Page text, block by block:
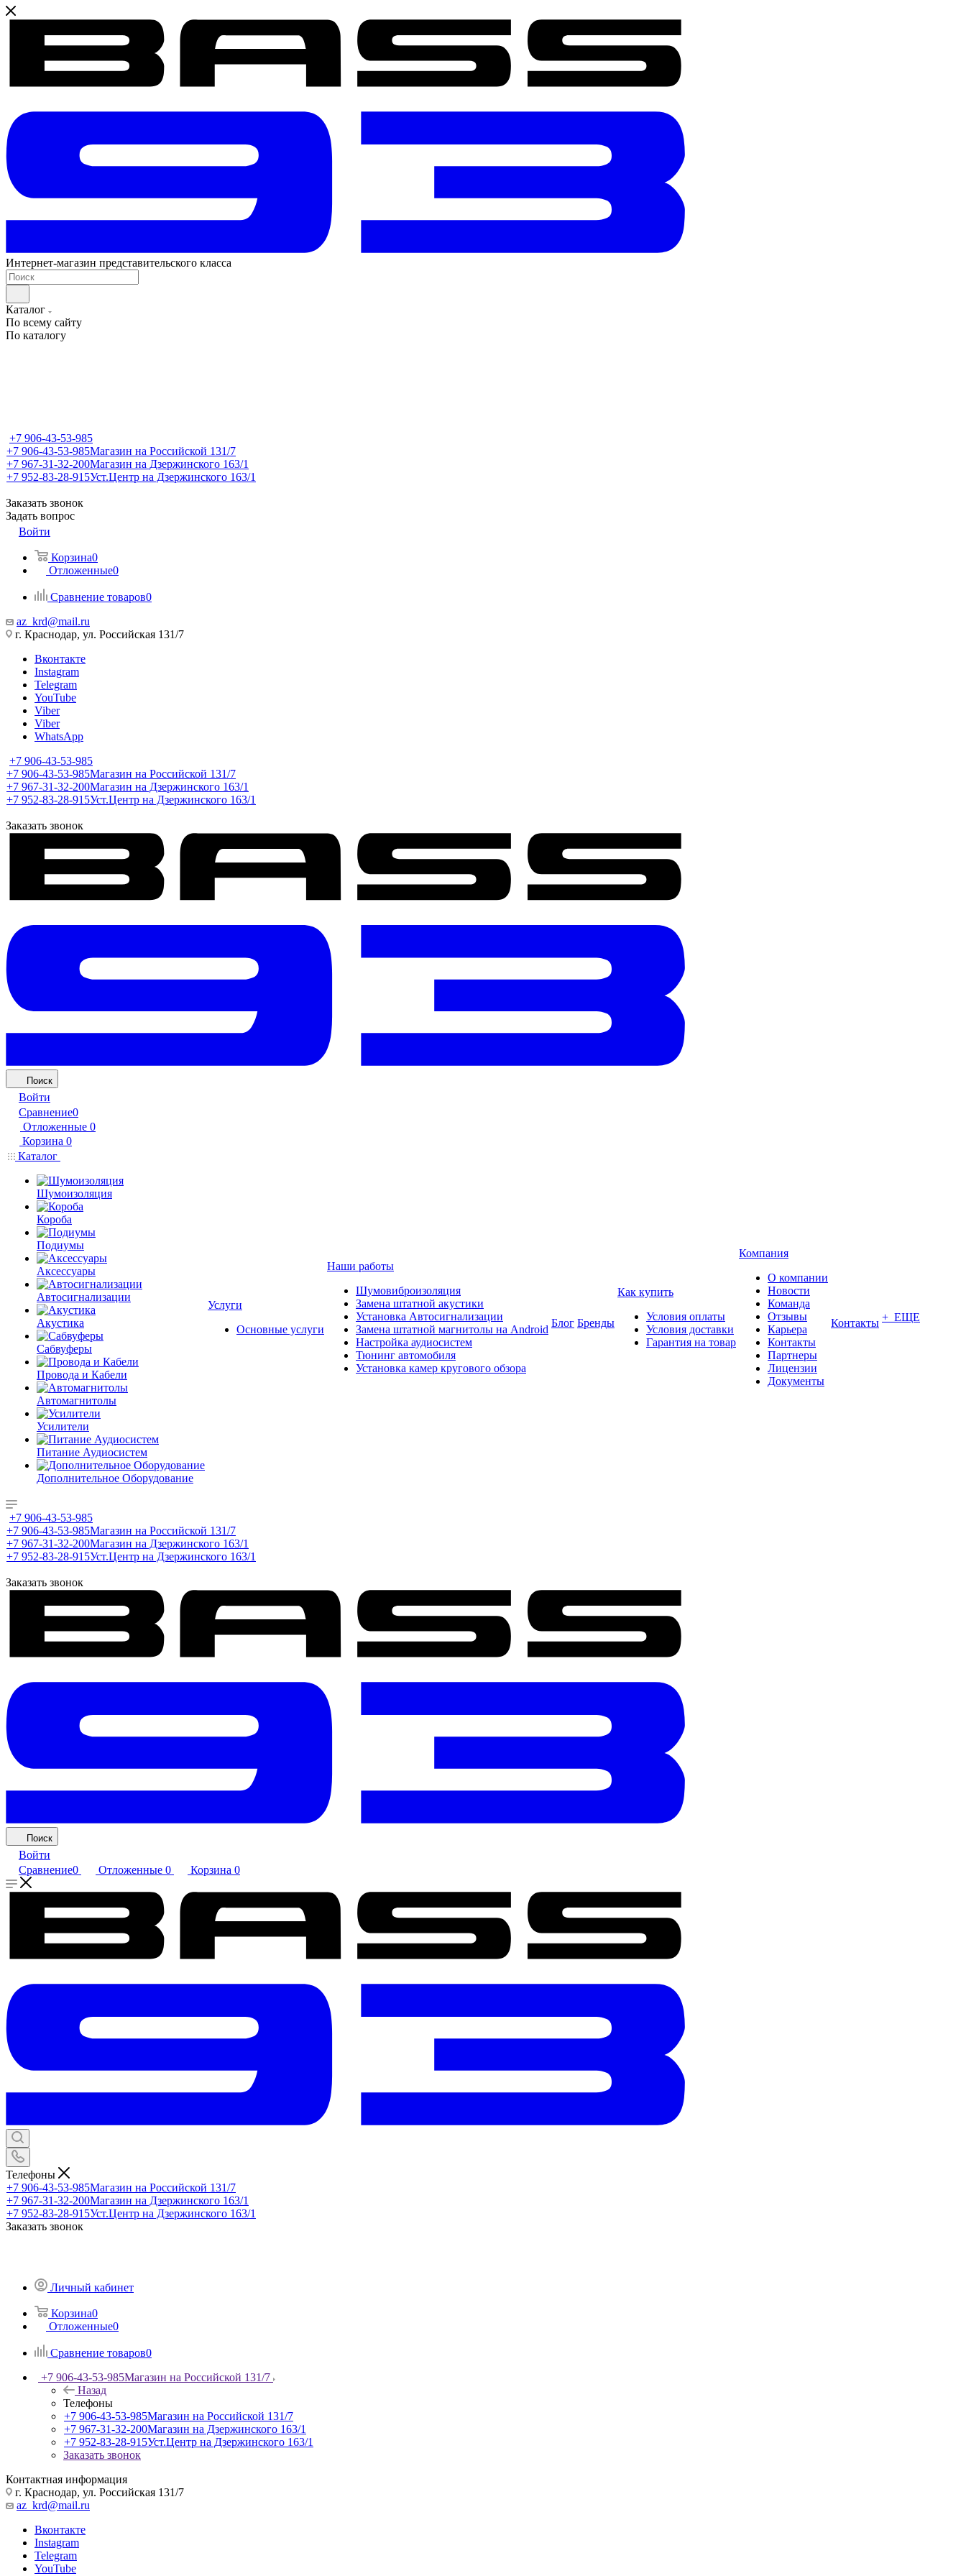
Интернет-магазин представительского класса
Каталог
По всему сайту
По каталогу
+7 906-43-53-985
+7 906-43-53-985Магазин на Российской 131/7
+7 967-31-32-200Магазин на Дзержинского 163/1
+7 952-83-28-915Уст.Центр на Дзержинского 163/1
Заказать звонок
Задать вопрос
Войти
Корзина0
Отложенные0
Сравнение товаров0
az_krd@mail.ru
г. Краснодар, ул. Российская 131/7
Вконтакте
Instagram
Telegram
YouTube
Viber
Viber
WhatsApp
+7 906-43-53-985
+7 906-43-53-985Магазин на Российской 131/7
+7 967-31-32-200Магазин на Дзержинского 163/1
+7 952-83-28-915Уст.Центр на Дзержинского 163/1
Заказать звонок
Поиск
Войти
Сравнение0
Отложенные 0
Корзина 0
Каталог
Шумоизоляция
Короба
Подиумы
Аксессуары
Автосигнализации
Акустика
Сабвуферы
Провода и Кабели
Автомагнитолы
Усилители
Питание Аудиосистем
Дополнительное Оборудование
Услуги
Основные услуги
Наши работы
Шумовиброизоляция
Замена штатной акустики
Установка Автосигнализации
Замена штатной магнитолы на Android
Настройка аудиосистем
Тюнинг автомобиля
Установка камер кругового обзора
Блог Бренды
Как купить
Условия оплаты
Условия доставки
Гарантия на товар
Компания
О компании
Новости
Команда
Отзывы
Карьера
Контакты
Партнеры
Лицензии
Документы
Контакты + ЕЩЕ
+7 906-43-53-985
+7 906-43-53-985Магазин на Российской 131/7
+7 967-31-32-200Магазин на Дзержинского 163/1
+7 952-83-28-915Уст.Центр на Дзержинского 163/1
Заказать звонок
Поиск
Войти
Сравнение0 Отложенные 0 Корзина 0
Телефоны
+7 906-43-53-985Магазин на Российской 131/7
+7 967-31-32-200Магазин на Дзержинского 163/1
+7 952-83-28-915Уст.Центр на Дзержинского 163/1
Заказать звонок
Личный кабинет
Корзина0
Отложенные0
Сравнение товаров0
+7 906-43-53-985Магазин на Российской 131/7
Назад
Телефоны
+7 906-43-53-985Магазин на Российской 131/7
+7 967-31-32-200Магазин на Дзержинского 163/1
+7 952-83-28-915Уст.Центр на Дзержинского 163/1
Заказать звонок
Контактная информация
г. Краснодар, ул. Российская 131/7
az_krd@mail.ru
Вконтакте
Instagram
Telegram
YouTube